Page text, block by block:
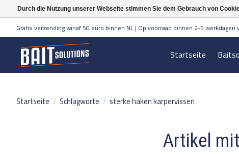
Gratis verzending vanaf 50 euro binnen NL | Op voorraad binnen 2-5
Startseite
Startseite / Schlagworte / sterke haken karpervissen
Artikel
Durch die Nutzung unserer Webseite stimmen Sie dem Gebrauch von